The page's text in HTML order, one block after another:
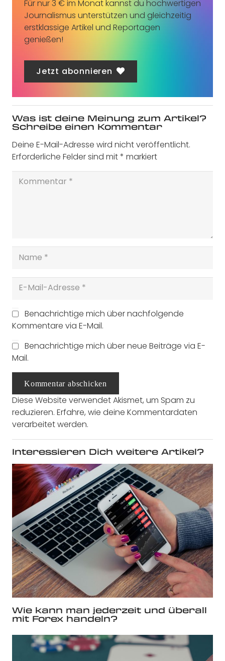
Für nur 3 € im Monat kannst du hochwertigen
Journalismus unterstützen und gleichzeitig
erstklassige Artikel und Reportagen
genießen!
Jetzt abonnieren
Was ist deine Meinung zum Artikel?
Schreibe einen Kommentar
Deine E-Mail-Adresse wird nicht veröffentlicht.
Erforderliche Felder sind mit* markiert
Benachrichtige mich über nachfolgende
Kommentare via E-Mail.
Benachrichtige mich über neue Beiträge via E-
Mail.
Kommentar abschicken
Diese Website verwendet Akismet, um Spam zu
reduzieren. Erfahre, wie deine Kommentardaten
verarbeitet werden.
Interessieren Dich weitere Artikel?
Wie kann man jederzeit und überall
mit Forex handeln?